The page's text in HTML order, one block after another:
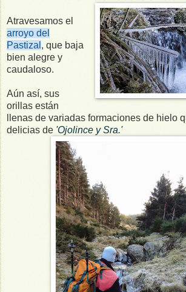
Atravesamos el
arroyo del
Pastizal , que baja
bien alegre y
caudaloso.
Aún así, sus
orillas están
llenas de variadas formaciones de hielo
delicias de 'Ojolince y Sra.'